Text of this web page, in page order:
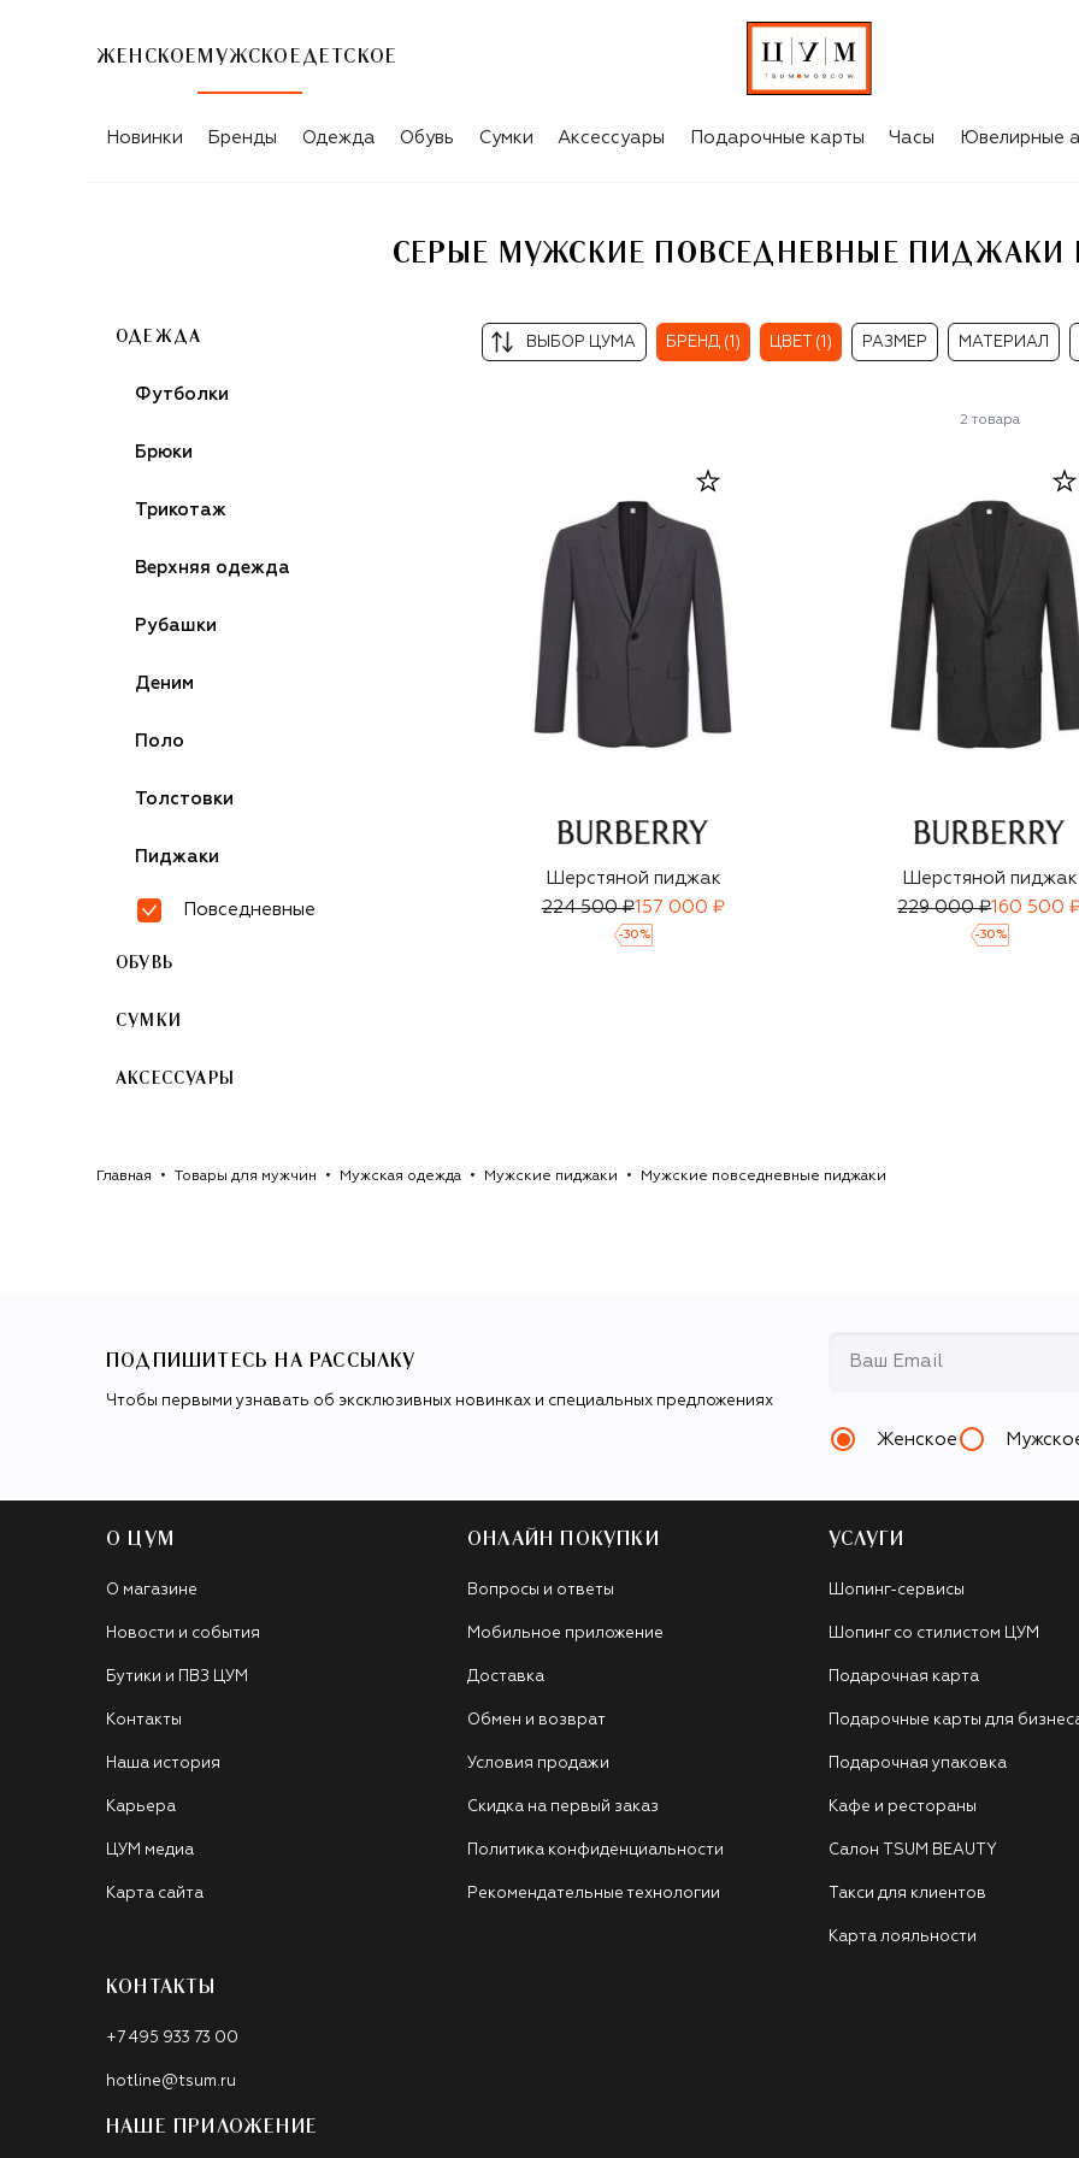
ЖЕНСКОЕ МУЖСКОЕ ДЕТСКОЕ
СЕРЫЕ МУЖСКИЕ ПОВСЕДНЕВНЫЕ ПИДЖАКИ BURBERRY
Новинки Бренды Одежда Обувь Сумки Аксессуары Подарочные карты Часы Ювелирные
СЕРЫЕ МУЖСКИЕ ПОВСЕДНЕВНЫЕ ПИДЖАКИ
ОДЕЖДА
Футболки
Брюки
Трикотаж
Верхняя одежда
Рубашки
Деним
Поло
Толстовки
Пиджаки
Повседневные
ОБУВЬ
СУМКИ
АКСЕССУАРЫ
ВЫБОР ЦУМА БРЕНД (1) ЦВЕТ (1) РАЗМЕР МАТЕРИАЛ
2 товара
Шерстяной пиджак
224 500 ₽157 000 ₽
-30 %
Шерстяной пиджак
229 000 ₽160 500
-30 %
Главная Товары для мужчин Мужская одежда Мужские пиджаки Мужские повседневные пиджаки
ПОДПИШИТЕСЬ НА РАССЫЛКУ
Чтобы первыми узнавать об эксклюзивных новинках и специальных предложениях
Женское
О ЦУМ
О магазине
Новости и события
Бутики и ПВЗ ЦУМ
Контакты
Наша история
Карьера
ЦУМ медиа
Карта сайта
ОНЛАЙН ПОКУПКИ
Вопросы и ответы
Мобильное приложение
Доставка
Обмен и возврат
Условия продажи
Скидка на первый заказ
Политика конфиденциальности
Рекомендательные технологии
УСЛУГИ
Шопинг-сервисы
Шопинг со стилистом ЦУМ
Подарочная карта
Подарочные карты для
Подарочная упаковка
Кафе и рестораны
Салон TSUM BEAUTY
Такси для клиентов
Карта лояльности
КОНТАКТЫ
+7 495 933 73 00
hotline@tsum.ru
НАШЕ ПРИЛОЖЕНИЕ